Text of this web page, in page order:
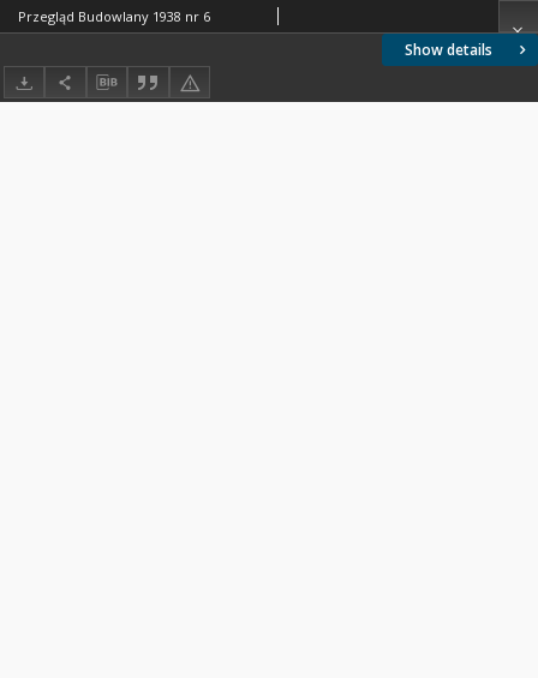
Show details
Przegląd Budowlany 1938 nr 6